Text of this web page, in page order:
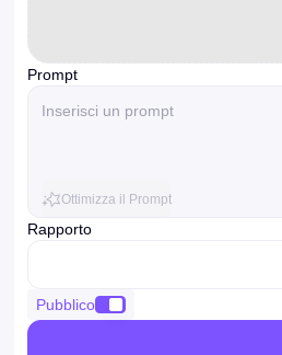
Prompt
Ottimizza il Prompt
Rapporto
Pubblico